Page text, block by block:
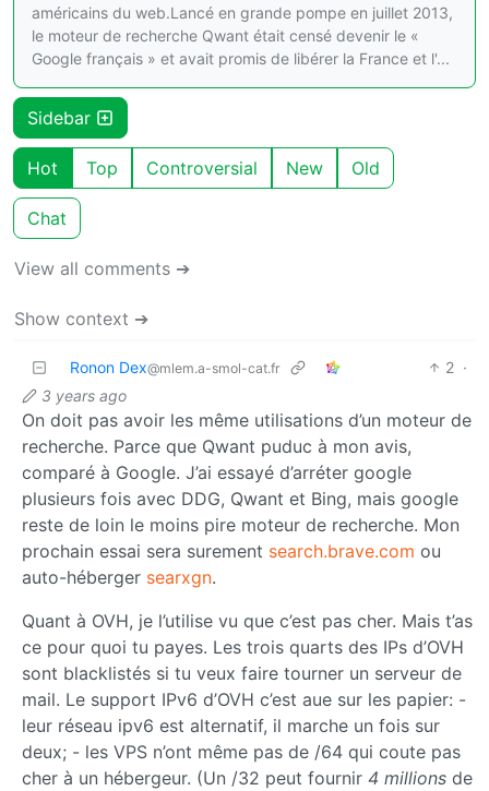
américains du web.Lancé en grande pompe en juillet 2013,
le moteur de recherche Qwant était censé devenir le «
Google français » et avait promis de libérer la France et l'...
Sidebar
Hot Top Controversial New Old
Chat
View all comments ➔
Show context ➔
Ronon Dex@mlem.a-smol-cat.fr 2 ·
3 years ago
On doit pas avoir les même utilisations d’un moteur de
recherche. Parce que Qwant puduc à mon avis,
comparé à Google. J’ai essayé d’arréter google
plusieurs fois avec DDG, Qwant et Bing, mais google
reste de loin le moins pire moteur de recherche. Mon
prochain essai sera surement search.brave.com ou
auto-héberger searxgn.
Quant à OVH, je l’utilise vu que c’est pas cher. Mais t’as
ce pour quoi tu payes. Les trois quarts des IPs d’OVH
sont blacklistés si tu veux faire tourner un serveur de
mail. Le support IPv6 d’OVH c’est aue sur les papier: -
leur réseau ipv6 est alternatif, il marche un fois sur
deux; - les VPS n’ont même pas de /64 qui coute pas
cher à un hébergeur. (Un /32 peut fournir 4 millions de